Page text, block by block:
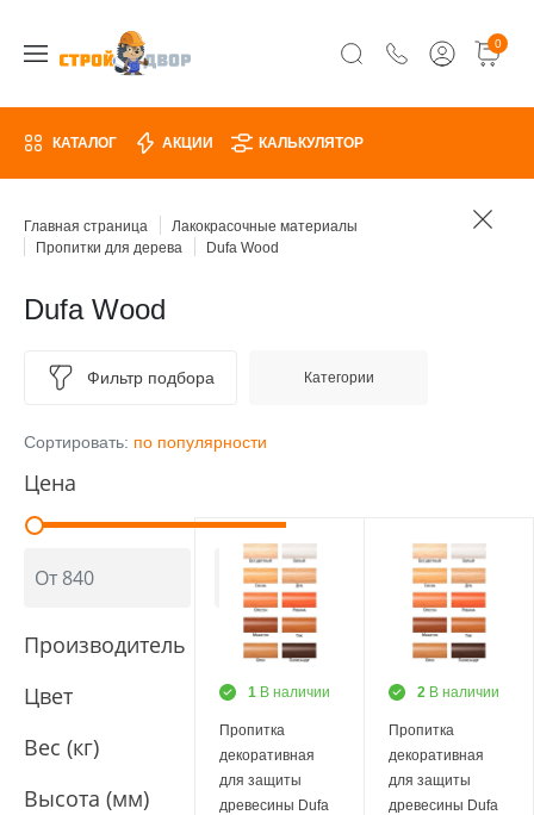
0
КАТАЛОГ АКЦИИ КАЛЬКУЛЯТОР
Главная страница
Лакокрасочные материалы
Пропитки для дерева
Dufa Wood
Dufa Wood
Фильтр подбора Категории
Сортировать: по популярности
Цена
Производитель
Цвет
Вес (кг)
Высота (мм)
1 В наличии
Пропитка
декоративная
для защиты
древесины Dufa
2 В наличии
Пропитка
декоративная
для защиты
древесины Dufa